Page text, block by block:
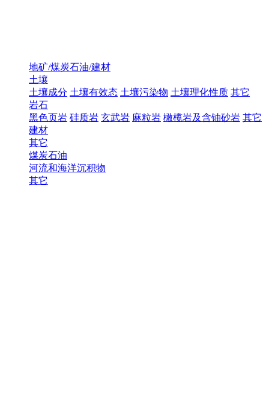
地矿/煤炭石油/建材
土壤
土壤成分 土壤有效态 土壤污染物 土壤理化性质 其它
岩石
黑色页岩 硅质岩 玄武岩 麻粒岩 橄榄岩及含铀砂岩 其它
建材
其它
煤炭石油
河流和海洋沉积物
其它